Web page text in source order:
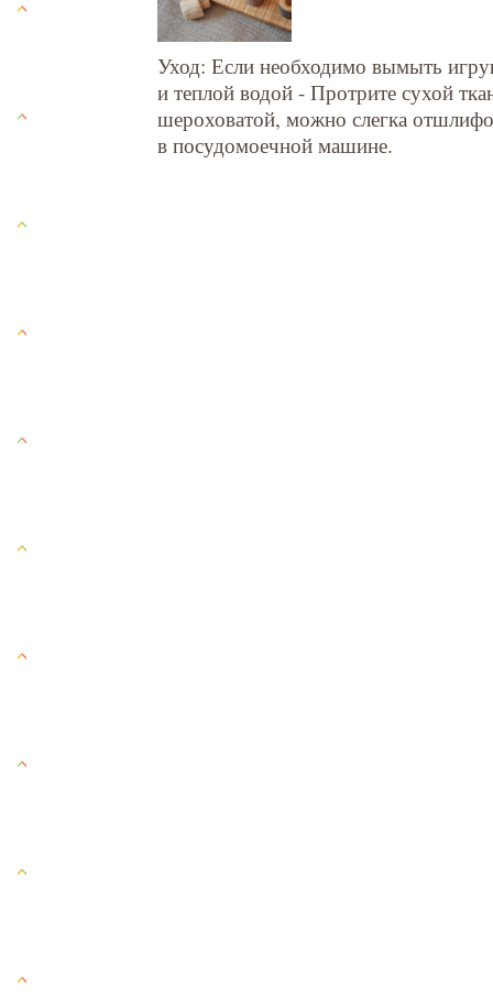
Уход: Если необходимо вымыть
и теплой водой - Протрите сухой
шероховатой, можно слегка
в посудомоечной машине.